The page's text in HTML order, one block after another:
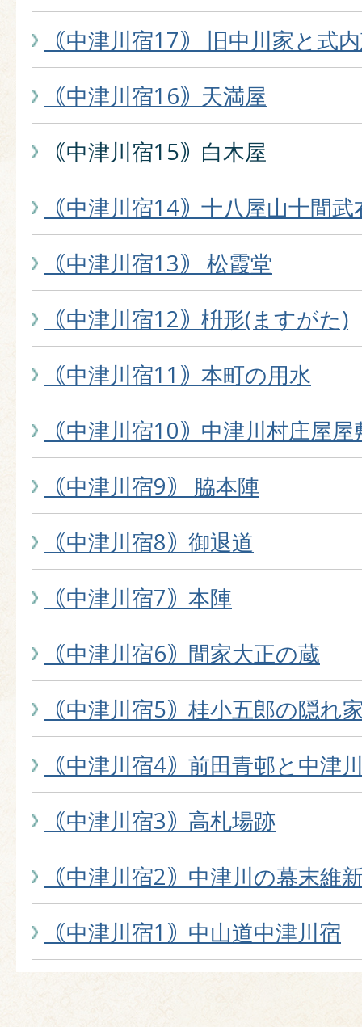
｟中津川宿17｠ 旧中川家と式
｟中津川宿16｠天満屋
｟中津川宿15｠白木屋
｟中津川宿14｠十八屋山十間
｟中津川宿13｠ 松霞堂
｟中津川宿12｠枡形(ますがた)
｟中津川宿11｠本町の用水
｟中津川宿10｠中津川村庄屋屋
｟中津川宿9｠ 脇本陣
｟中津川宿8｠御退道
｟中津川宿7｠本陣
｟中津川宿6｠間家大正の蔵
｟中津川宿5｠桂小五郎の隠れ
｟中津川宿4｠前田青邨と中津
｟中津川宿3｠高札場跡
｟中津川宿2｠中津川の幕末維
｟中津川宿1｠中山道中津川宿